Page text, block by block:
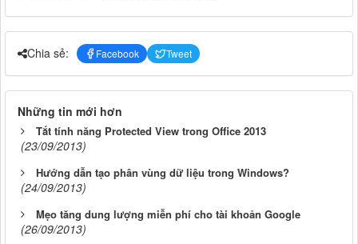
Chia sẻ: Facebook Tweet
Những tin mới hơn
Tắt tính năng Protected View trong Office 2013
(23/09/2013)
Hướng dẫn tạo phân vùng dữ liệu trong Windows?
(24/09/2013)
Mẹo tăng dung lượng miễn phí cho tài khoản Google
(26/09/2013)